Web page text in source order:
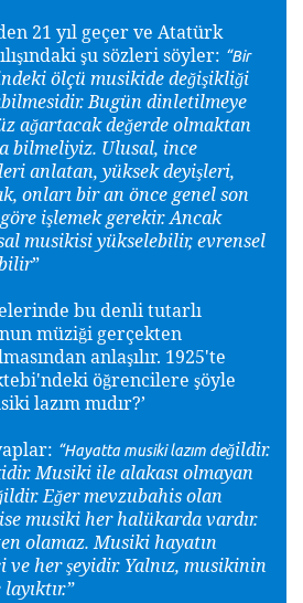
21 yıl geçer ve Atatürk
şındaki şu sözleri söyler: “Bir
ölçü musikide değişikliği
Bugün dinletilmeye
ağartacak değerde olmaktan
bilmeliyiz. Ulusal, ince
anlatan, yüksek deyişleri,
onları bir an önce genel son
işlemek gerekir. Ancak
musikisi yükselebilir, evrensel
”
bu denli tutarlı
müziği gerçekten
anlaşılır. 1925'te
öğrencilere şöyle
lazım mıdır?’
“Hayatta musiki lazım değildir.
Musiki ile alakası olmayan
ildir. Eğer mevzubahis olan
musiki her halükarda vardır.
olamaz. Musiki hayatın
ve herşeyidir. Yalnız, musikinin